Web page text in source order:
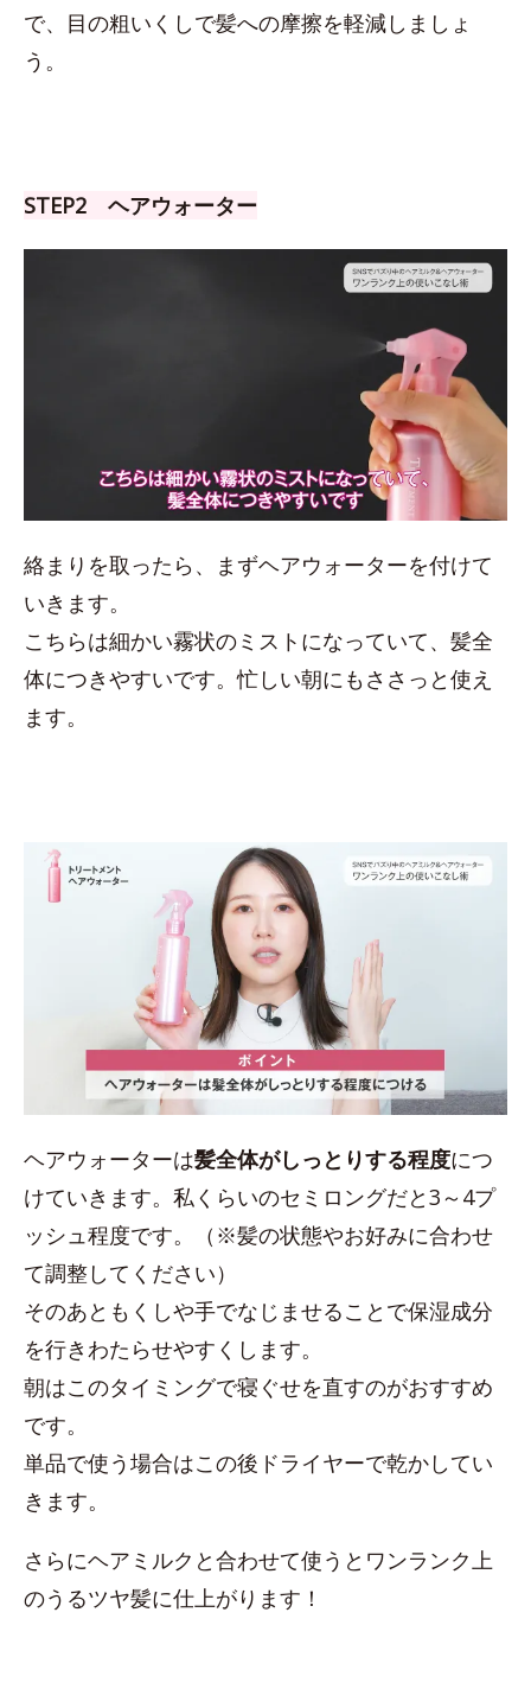
で、目の粗いくしで髪への摩擦を軽減しましょ
う。
STEP2 ヘアウォーター
絡まりを取ったら、まずヘアウォーターを付けて
いきます。
こちらは細かい霧状のミストになっていて、髪全
体につきやすいです。忙しい朝にもささっと使え
ます。
ヘアウォーターは髪全体がしっとりする程度につ
けていきます。私くらいのセミロングだと3～4プ
ッシュ程度です。（※髪の状態やお好みに合わせ
て調整してください）
そのあともくしや手でなじませることで保湿成分
を行きわたらせやすくします。
朝はこのタイミングで寝ぐせを直すのがおすすめ
です。
単品で使う場合はこの後ドライヤーで乾かしてい
きます。
さらにヘアミルクと合わせて使うとワンランク上
のうるツヤ髪に仕上がります！